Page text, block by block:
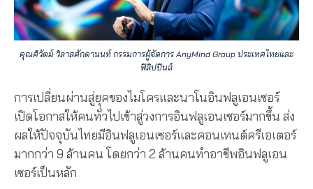
คุณศิวัตม์ วิลาสศักดานนท์ กรรมการผู้จัดการ AnyMind Group ประเทศไทยและ
ฟิลิปปินส์
การเปลี่ยนผ่านสู่ยุคของไมโครและนาโนอินฟลูเอนเซอร์
เปิดโอกาสให้คนทั่วไปเข้าสู่วงการอินฟลูเอนเซอร์มากขึ้น ส่ง
ผลให้ปัจจุบันไทยมีอินฟลูเอนเซอร์และคอนเทนต์ครีเอเตอร์
มากกว่า 9 ล้านคน โดยกว่า 2 ล้านคนทำอาชีพอินฟลูเอน
เซอร์เป็นหลัก